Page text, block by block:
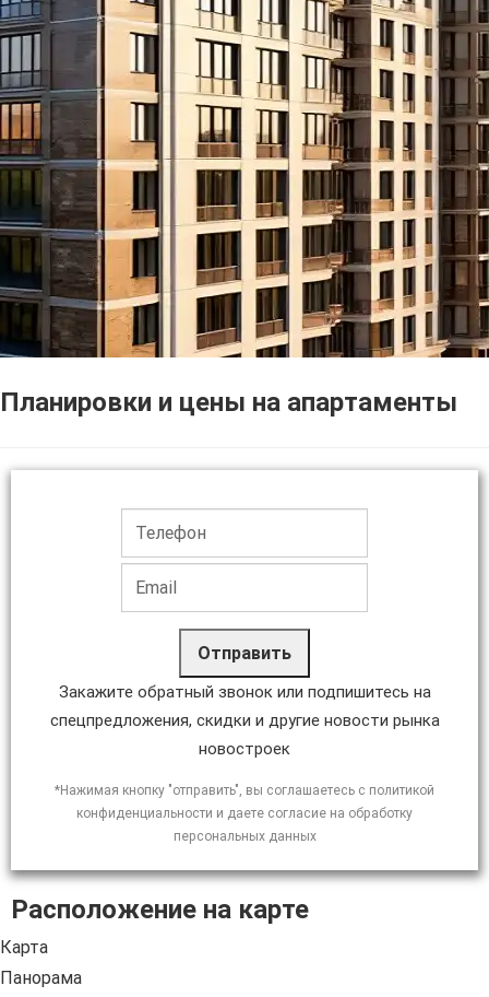
Планировки и цены на апартаменты
Отправить
Закажите обратный звонок или подпишитесь на
спецпредложения, скидки и другие новости рынка
новостроек
*Нажимая кнопку "отправить", вы соглашаетесь с политикой
конфиденциальности и даете согласие на обработку
персональных данных
Расположение на карте
Карта
Панорама